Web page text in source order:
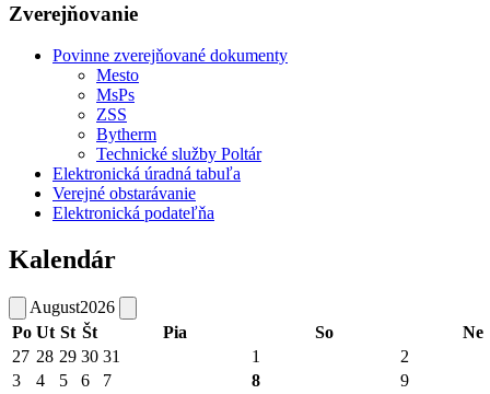
Zverejňovanie
Povinne zverejňované dokumenty
Mesto
MsPs
ZSS
Bytherm
Technické služby Poltár
Elektronická úradná tabuľa
Verejné obstarávanie
Elektronická podateľňa
Kalendár
August2026
Po Ut St Št Pia So
Ne
27 28 29 30 31 1
2
3
4 5 6 7 8 9